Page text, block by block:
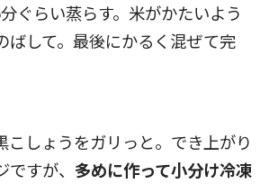
ぐらい蒸らす。米がかたいよう
ばして。最後にかるく混ぜて完
こしょうをガリっと。でき上がり
すが、 多めに作って小分け冷凍